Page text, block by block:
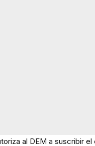
al DEM a suscribir